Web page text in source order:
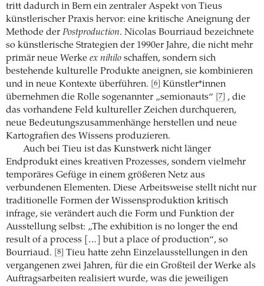
tritt dadurch in Bern ein zentraler Aspekt von Tieus
künstlerischer Praxis hervor: eine kritische Aneignung der
Methode der Postproduction. Nicolas Bourriaud bezeichnete
so künstlerische Strategien der 1990er Jahre, die nicht mehr
primär neue Werke ex nihilo schaffen, sondern sich
bestehende kulturelle Produkte aneignen, sie kombinieren
und in neue Kontexte überführen.
[6]
Künstler*innen
übernehmen die Rolle sogenannter „semionauts“
[7]
, die
das vorhandene Feld kultureller Zeichen durchqueren,
neue Bedeutungszusammenhänge herstellen und neue
Kartografien des Wissens produzieren.
Auch bei Tieu ist das Kunstwerk nicht länger
Endprodukt eines kreativen Prozesses, sondern vielmehr
temporäres Gefüge in einem größeren Netz aus
verbundenen Elementen. Diese Arbeitsweise stellt nicht nur
traditionelle Formen der Wissensproduktion kritisch
infrage, sie verändert auch die Form und Funktion der
Ausstellung selbst: „The exhibition is no longer the end
result of a process […] but a place of production“, so
Bourriaud.
[8]
Tieu hatte zehn Einzelausstellungen in den
vergangenen zwei Jahren, für die ein Großteil der Werke als
Auftragsarbeiten realisiert wurde, was die jeweiligen